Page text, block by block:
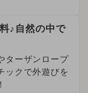
♪自然の中で
ターザンロープ
ックで外遊びを